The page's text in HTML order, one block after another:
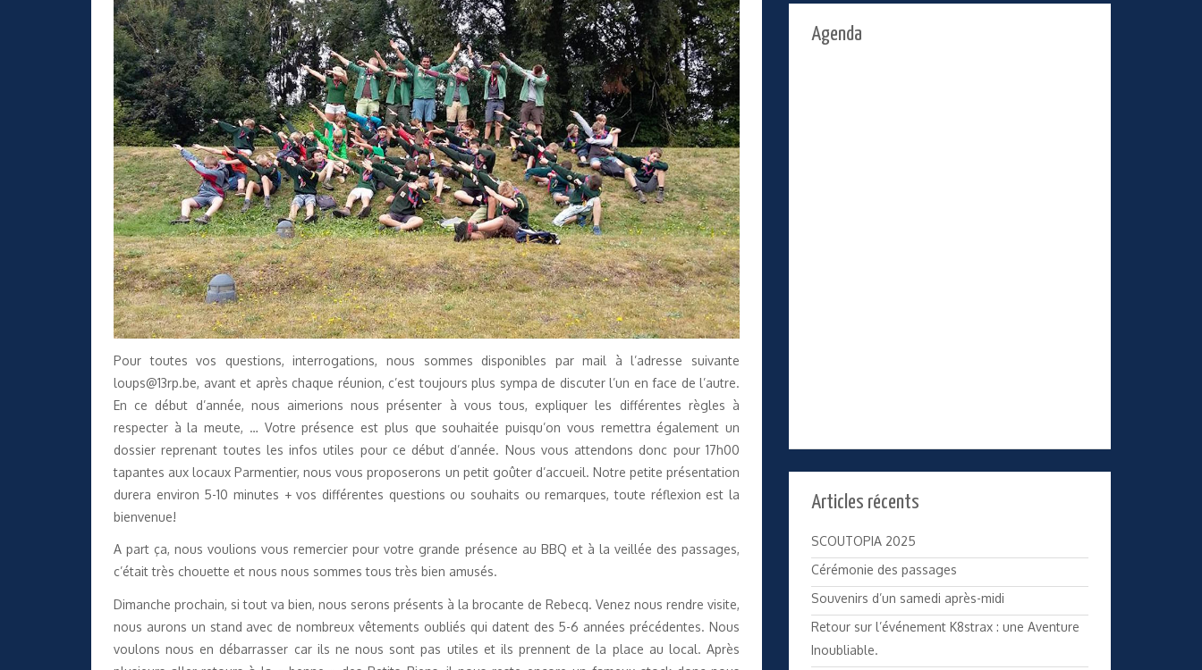
Pour toutes vos questions, interrogations, nous sommes disponibles par mail à l’adresse suivante
loups@13rp.be, avant et après chaque réunion, c’est toujours plus sympa de discuter l’un en face de l’autre.
En ce début d’année, nous aimerions nous présenter à vous tous, expliquer les différentes règles à
respecter à la meute, … Votre présence est plus que souhaitée puisqu’on vous remettra également un
dossier reprenant toutes les infos utiles pour ce début d’année. Nous vous attendons donc pour 17h00
tapantes aux locaux Parmentier, nous vous proposerons un petit goûter d’accueil. Notre petite présentation
durera environ 5-10 minutes + vos différentes questions ou souhaits ou remarques, toute réflexion est la
bienvenue!
A part ça, nous voulions vous remercier pour votre grande présence au BBQ et à la veillée des passages,
c’était très chouette et nous nous sommes tous très bien amusés.
Dimanche prochain, si tout va bien, nous serons présents à la brocante de Rebecq. Venez nous rendre visite,
nous aurons un stand avec de nombreux vêtements oubliés qui datent des 5-6 années précédentes. Nous
voulons nous en débarrasser car ils ne nous sont pas utiles et ils prennent de la place au local. Après
Agenda
Articles récents
SCOUTOPIA 2025
Cérémonie des passages
Souvenirs d’un samedi après-midi
Retour sur l’événement K8strax : une Aventure
Inoubliable.